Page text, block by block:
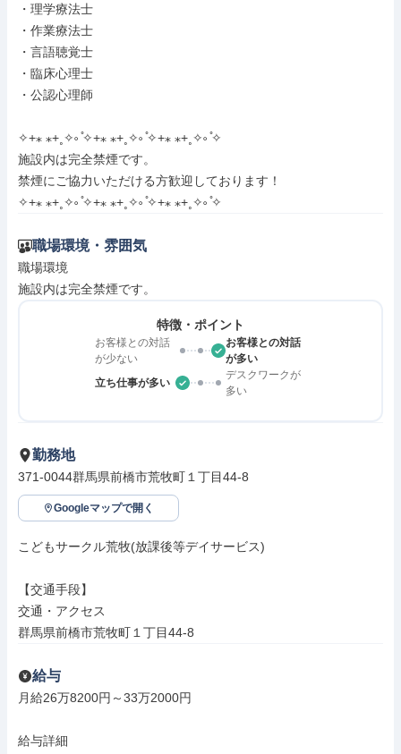
・理学療法士
・作業療法士
・言語聴覚士
・臨床心理士
・公認心理師
✧+⁎ ⁎+˳✧༚ ̊✧+⁎ ⁎+˳✧༚ ̊✧+⁎ ⁎+˳✧༚ ̊✧
施設内は完全禁煙です。
禁煙にご協力いただける方歓迎しております！
✧+⁎ ⁎+˳✧༚ ̊✧+⁎ ⁎+˳✧༚ ̊✧+⁎ ⁎+˳✧༚ ̊✧
職場環境・雰囲気
職場環境
施設内は完全禁煙です。
特徴・ポイント
お客様との対話
が少ない
お客様との対話
が多い
立ち仕事が多い
デスクワークが
多い
勤務地
371-0044群馬県前橋市荒牧町１丁目44-8
Googleマップで開く
こどもサークル荒牧(放課後等デイサービス)
【交通手段】
交通・アクセス
群馬県前橋市荒牧町１丁目44-8
給与
月給26万8200円～33万2000円
給与詳細